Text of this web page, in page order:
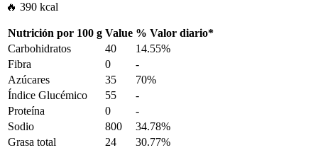
🔥 390 kcal
Nutrición por 100 g Value % Valor diario*
Carbohidratos
40
14.55%
Fibra
0
-
Azúcares
35
70%
Índice Glucémico
55
-
Proteína
0
-
Sodio
800
34.78%
Grasa total
24 30.77%